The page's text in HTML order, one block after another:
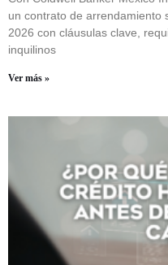
un contrato de arrendamiento
2026 con cláusulas clave,
inquilinos
Ver más »